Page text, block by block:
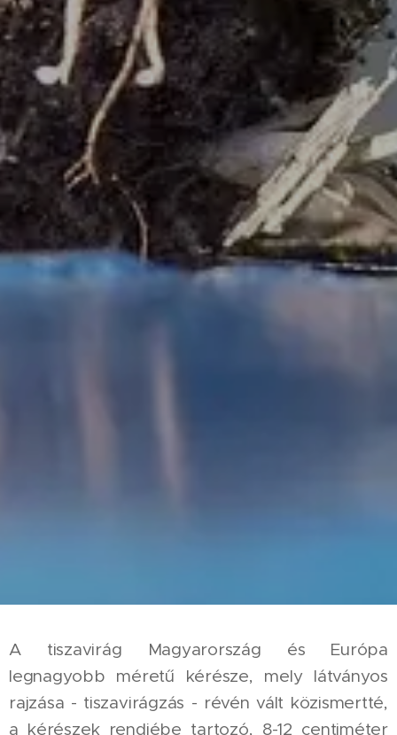
A tiszavirág Magyarország és Európa
legnagyobb méretű kérésze, mely látványos
rajzása - tiszavirágzás - révén vált közismertté,
a kérészek rendjébe tartozó, 8-12 centiméter